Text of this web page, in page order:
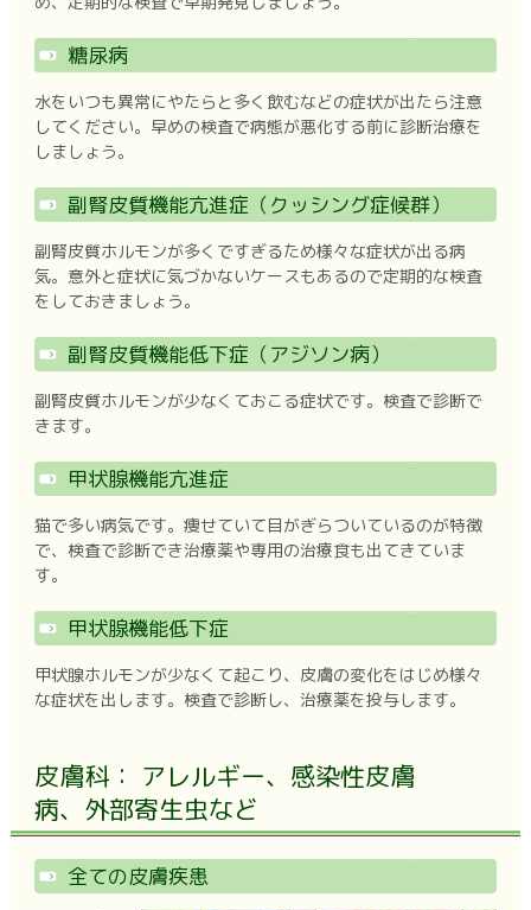
糖尿病
水をいつも異常にやたらと多く飲むなどの症状が出たら注意
してください。早めの検査で病態が悪化する前に診断治療を
しましょう。
副腎皮質機能亢進症（クッシング症候群）
副腎皮質ホルモンが多くですぎるため様々な症状が出る病
気。意外と症状に気づかないケースもあるので定期的な検査
をしておきましょう。
副腎皮質機能低下症（アジソン病）
副腎皮質ホルモンが少なくておこる症状です。検査で診断で
きます。
甲状腺機能亢進症
猫で多い病気です。痩せていて目がぎらついているのが特徴
で、検査で診断でき治療薬や専用の治療食も出てきていま
す。
甲状腺機能低下症
甲状腺ホルモンが少なくて起こり、皮膚の変化をはじめ様々
な症状を出します。検査で診断し、治療薬を投与します。
皮膚科： アレルギー、感染性皮膚
病、外部寄生虫など
全ての皮膚疾患